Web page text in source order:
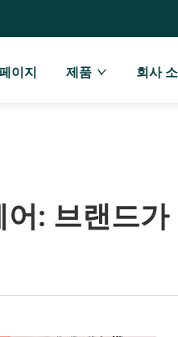
이지 제품 회사
: 브랜드